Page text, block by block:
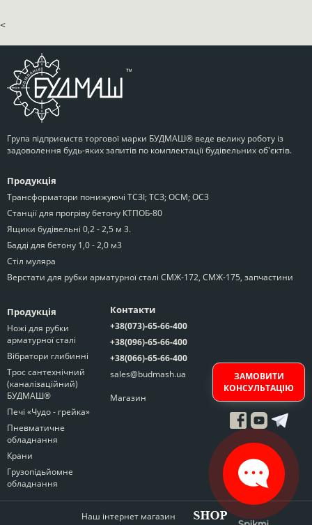
<
Група підприємств торгової марки БУДМАШ® веде велику роботу із
задоволення будь-яких запитів по комплектації будівельних об'єктів.
Продукція
Трансформатори понижуючі ТСЗІ; ТСЗ; ОСМ; ОСЗ
Станції для прогріву бетону КТПОБ-80
Ящики будівельні 0,2 - 2,5 м 3.
Бадді для бетону 1,0 - 2,0 м3
Стіл муляра
Верстати для рубки арматурної сталі СМЖ-172, СМЖ-175, запчастини
Продукція
Ножі для рубки
арматурної сталі
Вібратори глибинні
Трос сантехнічний
(каналізаційний)
БУДМАШ®
Печі «Чудо - грейка»
Пневматичне
обладнання
Крани
Грузопідьйомне
обладнання
Контакти
+38(073)-65-66-400
+38(096)-65-66-400
+38(066)-65-66-400
sales@budmash.ua
Магазин
ЗАМОВИТИ
КОНСУЛЬТАЦІЮ
Наш інтернет магазин